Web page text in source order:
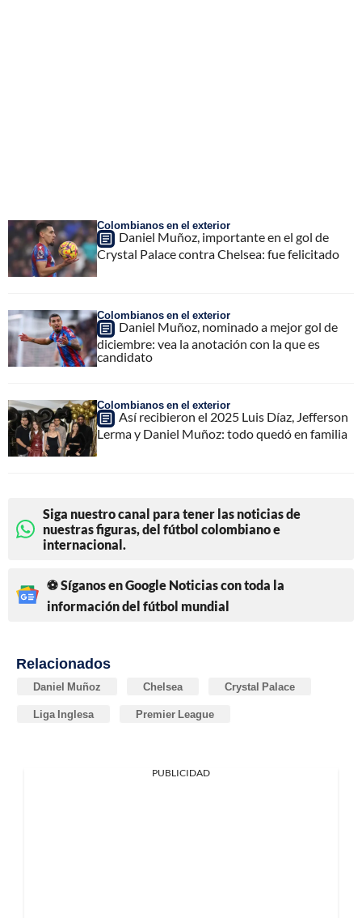
Colombianos en el exterior
Daniel Muñoz, importante en el gol de
Crystal Palace contra Chelsea: fue felicitado
Colombianos en el exterior
Daniel Muñoz, nominado a mejor gol de
diciembre: vea la anotación con la que es
candidato
Colombianos en el exterior
Así recibieron el 2025 Luis Díaz, Jefferson
Lerma y Daniel Muñoz: todo quedó en familia
Siga nuestro canal para tener las noticias de
nuestras figuras, del fútbol colombiano e
internacional.
⚽ Síganos en Google Noticias con toda la
información del fútbol mundial
Relacionados
Daniel Muñoz Chelsea Crystal Palace
Liga Inglesa Premier League
PUBLICIDAD